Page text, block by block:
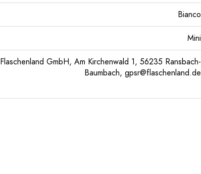
Bianco
Mini
Flaschenland GmbH, Am Kirchenwald 1, 56235 Ransbach-
Baumbach, gpsr@flaschenland.de